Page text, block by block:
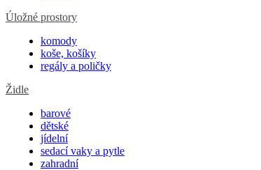
Úložné prostory
komody
koše, košíky
regály a poličky
Židle
barové
dětské
jídelní
sedací vaky a pytle
zahradní